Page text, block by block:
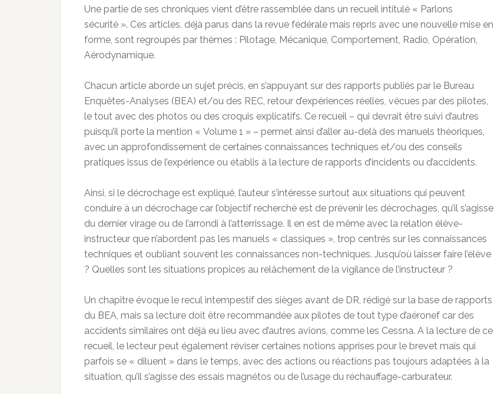
Une partie de ses chroniques vient d’être rassemblée dans un recueil intitulé « Parlons
sécurité ». Ces articles, déjà parus dans la revue fédérale mais repris avec une nouvelle mise en
forme, sont regroupés par thèmes : Pilotage, Mécanique, Comportement, Radio, Opération,
Aérodynamique.
Chacun article aborde un sujet précis, en s’appuyant sur des rapports publiés par le Bureau
Enquêtes-Analyses (BEA) et/ou des REC, retour d’expériences réelles, vécues par des pilotes,
le tout avec des photos ou des croquis explicatifs. Ce recueil – qui devrait être suivi d’autres
puisqu’il porte la mention « Volume 1 » – permet ainsi d’aller au-delà des manuels théoriques,
avec un approfondissement de certaines connaissances techniques et/ou des conseils
pratiques issus de l’expérience ou établis à la lecture de rapports d’incidents ou d’accidents.
Ainsi, si le décrochage est expliqué, l’auteur s’intéresse surtout aux situations qui peuvent
conduire à un décrochage car l’objectif recherché est de prévenir les décrochages, qu’il s’agisse
du dernier virage ou de l’arrondi à l’atterrissage. Il en est de même avec la relation élève-
instructeur que n’abordent pas les manuels « classiques », trop centrés sur les connaissances
techniques et oubliant souvent les connaissances non-techniques. Jusqu’où laisser faire l’élève
? Quelles sont les situations propices au relâchement de la vigilance de l’instructeur ?
Un chapitre évoque le recul intempestif des sièges avant de DR, rédigé sur la base de rapports
du BEA, mais sa lecture doit être recommandée aux pilotes de tout type d’aéronef car des
accidents similaires ont déjà eu lieu avec d’autres avions, comme les Cessna. A la lecture de ce
recueil, le lecteur peut également réviser certaines notions apprises pour le brevet mais qui
parfois se « diluent » dans le temps, avec des actions ou réactions pas toujours adaptées à la
situation, qu’il s’agisse des essais magnétos ou de l’usage du réchauffage-carburateur.